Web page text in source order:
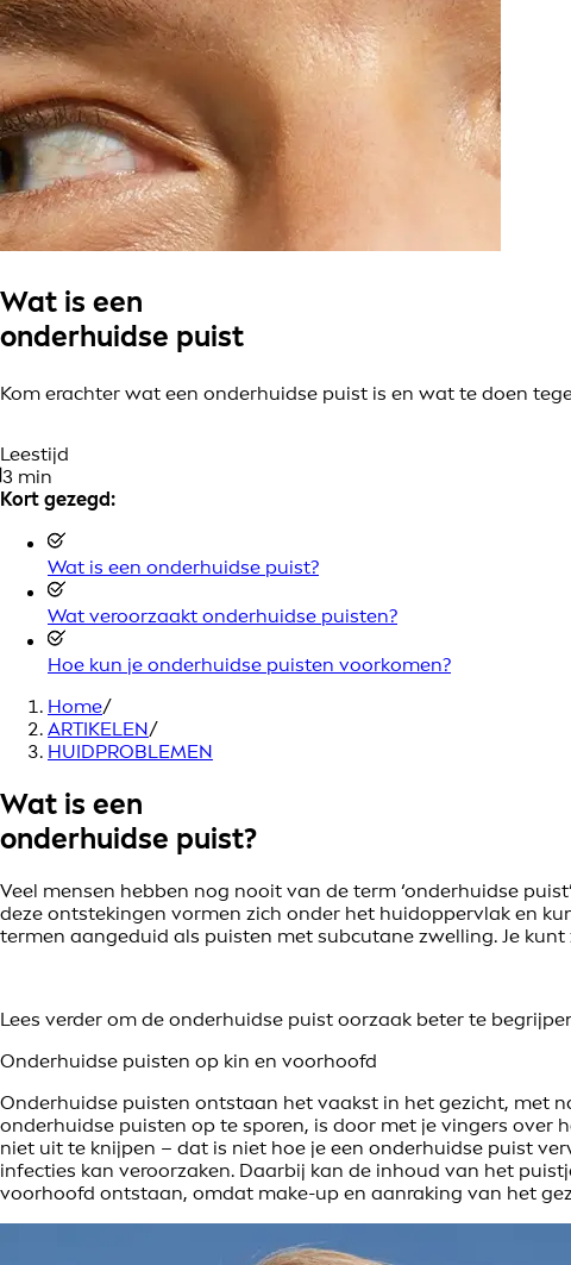
Wat is een
onderhuidse puist
Kom erachter wat een onderhuidse puist is en wat te doen
Leestijd
3 min
Kort gezegd:
Wat is een onderhuidse puist?
Wat veroorzaakt onderhuidse puisten?
Hoe kun je onderhuidse puisten voorkomen?
Home/
ARTIKELEN/
HUIDPROBLEMEN
Wat is een
onderhuidse puist?
Veel mensen hebben nog nooit van de term ‘onderhuidse
deze ontstekingen vormen zich onder het huidoppervlak en
termen aangeduid als puisten met subcutane zwelling. Je
Lees verder om de onderhuidse puist oorzaak beter te
Onderhuidse puisten op kin en voorhoofd
Onderhuidse puisten ontstaan het vaakst in het gezicht, met
onderhuidse puisten op te sporen, is door met je vingers over
niet uit te knijpen – dat is niet hoe je een onderhuidse puist
infecties kan veroorzaken. Daarbij kan de inhoud van het
voorhoofd ontstaan, omdat make-up en aanraking van het